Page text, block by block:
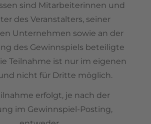
sind Mitarbeiterinnen und
des Veranstalters, seiner
Unternehmen sowie an der
des Gewinnspiels beteiligte
Teilnahme ist nur im eigenen
nicht für Dritte möglich.
erfolgt, je nach der
im Gewinnspiel-Posting,